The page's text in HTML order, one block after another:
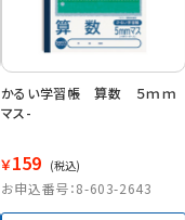
かるい学習帳 算数 ５ｍｍ
マス-
￥159 (税込)
お申込番号：8-603-2643